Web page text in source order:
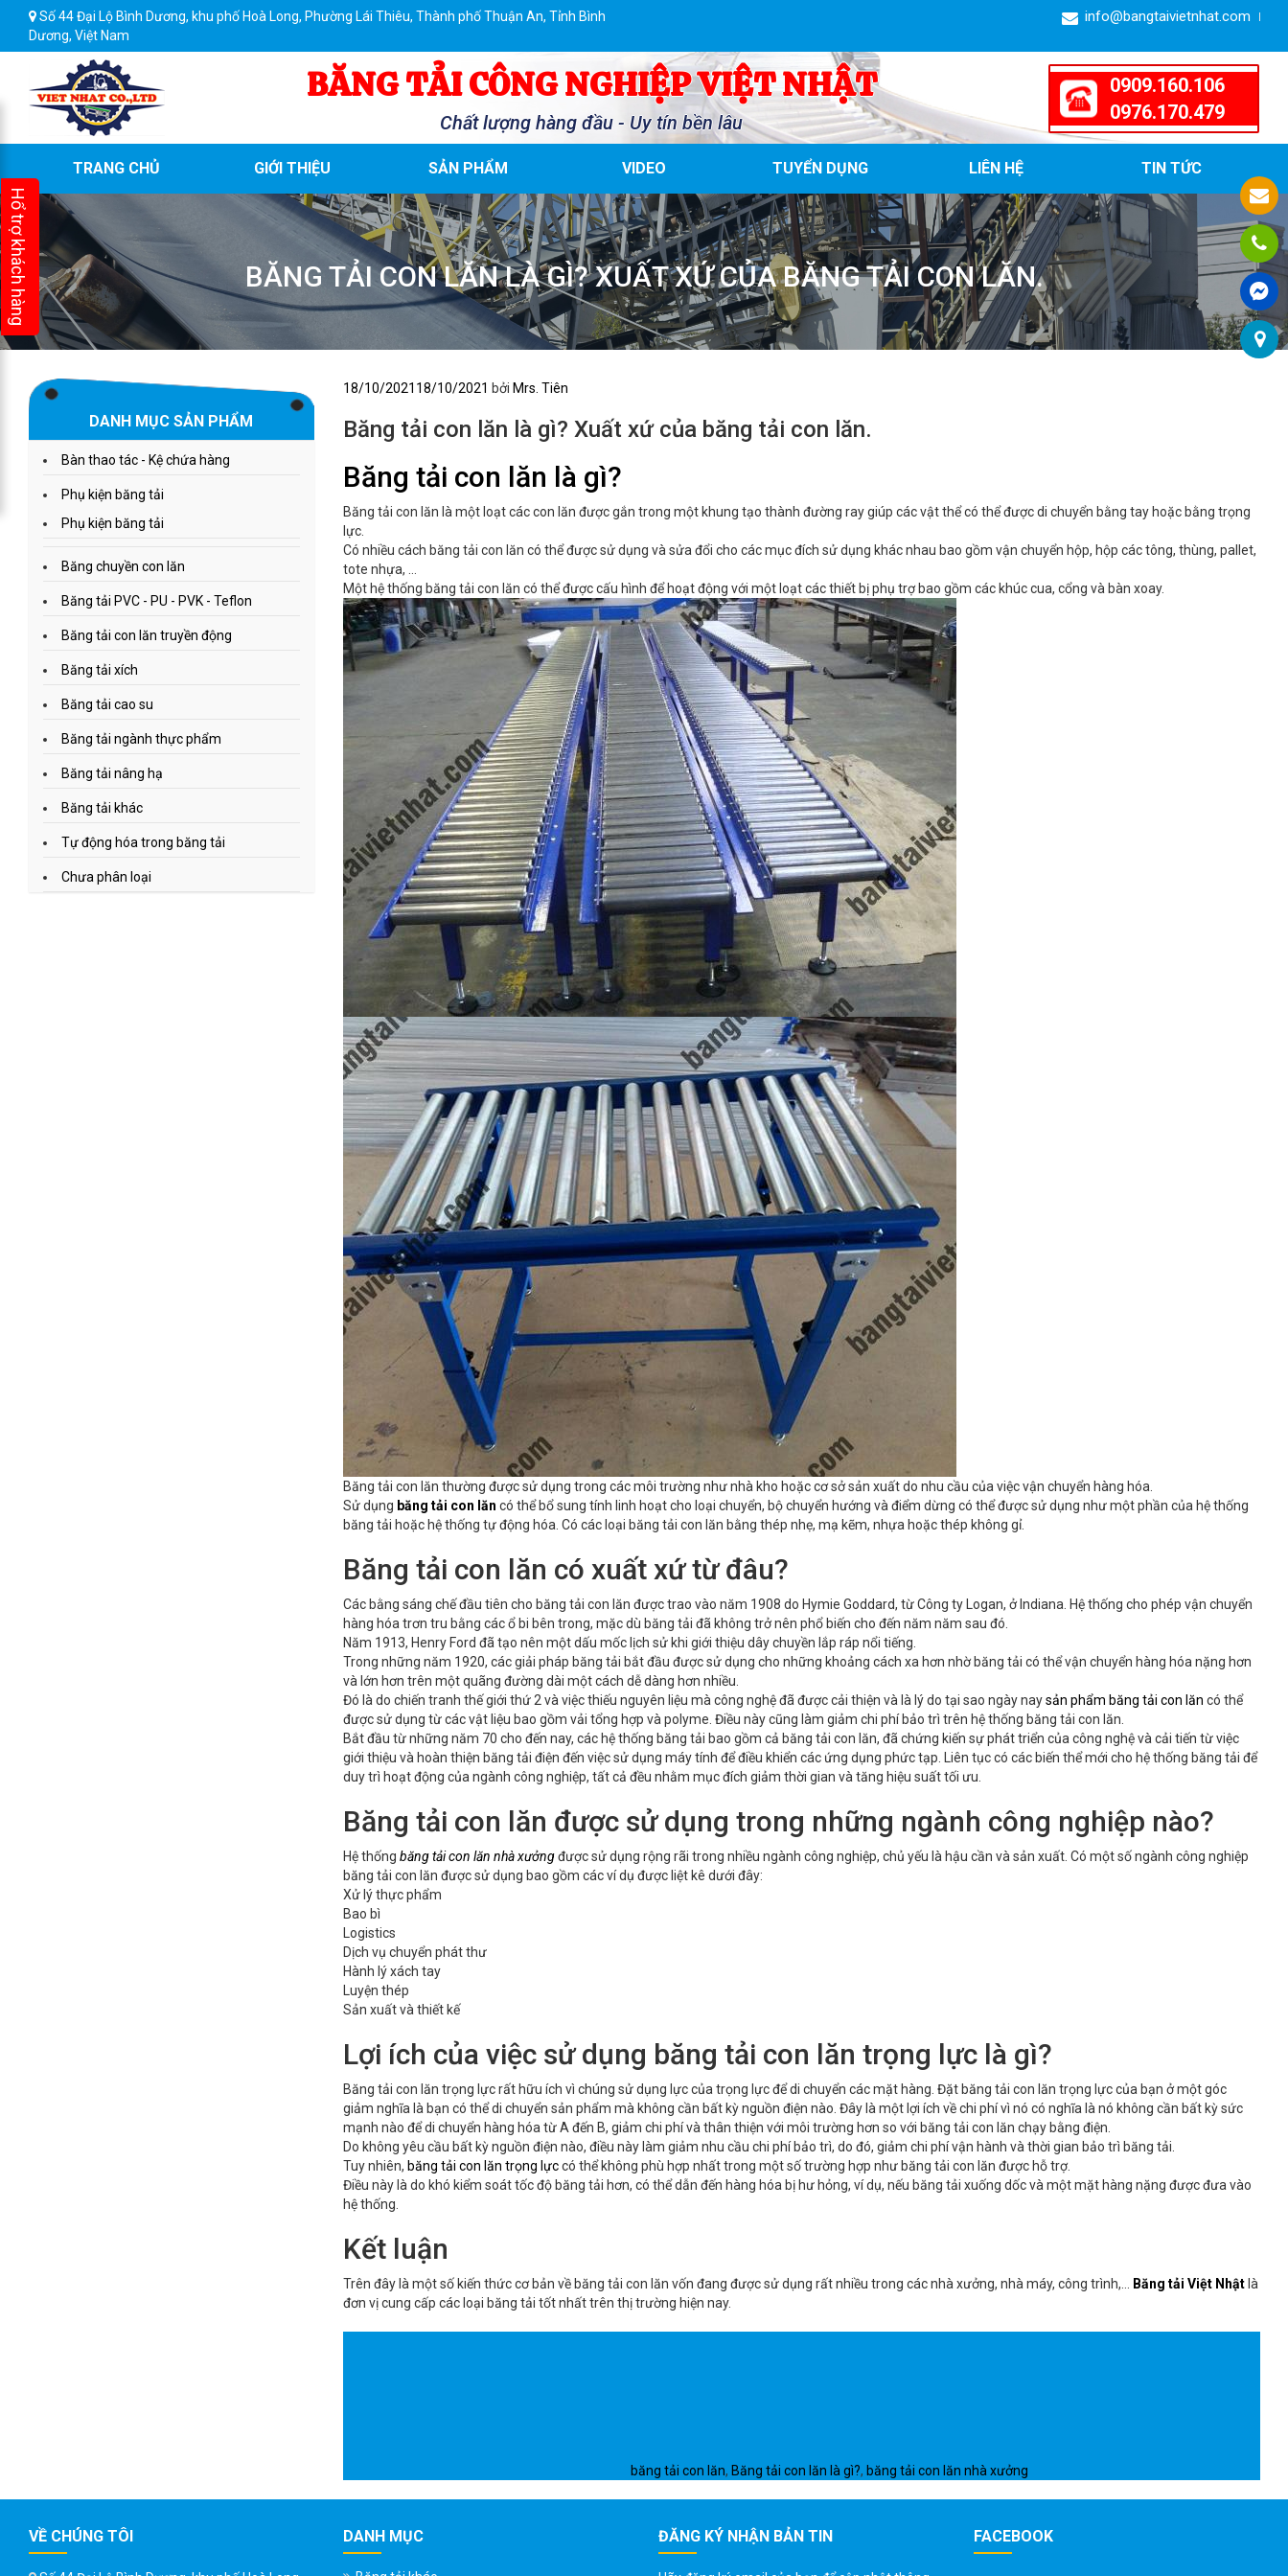
Số 44 Đại Lộ Bình Dương, khu phố Hoà Long, Phường Lái Thiêu, Thành phố Thuận An, Tỉnh Bình
Dương, Việt Nam
info@bangtaivietnhat.com
BĂNG TẢI CÔNG NGHIỆP VIỆT NHẬT
Chất lượng hàng đầu - Uy tín bền lâu
0909.160.106
0976.170.479
TRANG CHỦ GIỚI THIỆU SẢN PHẨM VIDEO TUYỂN DỤNG LIÊN HỆ TIN TỨC
BĂNG TẢI CON LĂN LÀ GÌ? XUẤT XỨ CỦA BĂNG TẢI CON LĂN.
DANH MỤC SẢN PHẨM
Bàn thao tác - Kệ chứa hàng
Phụ kiện băng tải
Phụ kiện băng tải
Băng chuyền con lăn
Băng tải PVC - PU - PVK - Teflon
Băng tải con lăn truyền động
Băng tải xích
Băng tải cao su
Băng tải ngành thực phẩm
Băng tải nâng hạ
Băng tải khác
Tự động hóa trong băng tải
Chưa phân loại
Đăng
18/10/2021 18/10/2021 bởi Mrs. Tiên
Băng tải con lăn là gì? Xuất xứ của băng tải con lăn.
Băng tải con lăn là gì?
Băng tải con lăn là một loạt các con lăn được gắn trong một khung tạo thành đường ray giúp các vật thể có thể được di chuyển bằng tay hoặc bằng trọng
lực.
Có nhiều cách băng tải con lăn có thể được sử dụng và sửa đổi cho các mục đích sử dụng khác nhau bao gồm vận chuyển hộp, hộp các tông, thùng, pallet,
tote nhựa, …
Một hệ thống băng tải con lăn có thể được cấu hình để hoạt động với một loạt các thiết bị phụ trợ bao gồm các khúc cua, cổng và bàn xoay.
Băng tải con lăn thường được sử dụng trong các môi trường như nhà kho hoặc cơ sở sản xuất do nhu cầu của việc vận chuyển hàng hóa.
Sử dụng băng tải con lăn có thể bổ sung tính linh hoạt cho loại chuyển, bộ chuyển hướng và điểm dừng có thể được sử dụng như một phần của hệ thống
băng tải hoặc hệ thống tự động hóa. Có các loại băng tải con lăn bằng thép nhẹ, mạ kẽm, nhựa hoặc thép không gỉ.
Băng tải con lăn có xuất xứ từ đâu?
Các bằng sáng chế đầu tiên cho băng tải con lăn được trao vào năm 1908 do Hymie Goddard, từ Công ty Logan, ở Indiana. Hệ thống cho phép vận chuyển
hàng hóa trơn tru bằng các ổ bi bên trong, mặc dù băng tải đã không trở nên phổ biến cho đến năm năm sau đó.
Năm 1913, Henry Ford đã tạo nên một dấu mốc lịch sử khi giới thiệu dây chuyền lắp ráp nổi tiếng.
Trong những năm 1920, các giải pháp băng tải bắt đầu được sử dụng cho những khoảng cách xa hơn nhờ băng tải có thể vận chuyển hàng hóa nặng hơn
và lớn hơn trên một quãng đường dài một cách dễ dàng hơn nhiều.
Đó là do chiến tranh thế giới thứ 2 và việc thiếu nguyên liệu mà công nghệ đã được cải thiện và là lý do tại sao ngày naysản phẩm băng tải con lăn có thể
được sử dụng từ các vật liệu bao gồm vải tổng hợp và polyme. Điều này cũng làm giảm chi phí bảo trì trên hệ thống băng tải con lăn.
Bắt đầu từ những năm 70 cho đến nay, các hệ thống băng tải bao gồm cả băng tải con lăn, đã chứng kiến ​​sự phát triển của công nghệ và cải tiến từ việc
giới thiệu và hoàn thiện băng tải điện đến việc sử dụng máy tính để điều khiển các ứng dụng phức tạp. Liên tục có các biến thể mới cho hệ thống băng tải để
duy trì hoạt động của ngành công nghiệp, tất cả đều nhằm mục đích giảm thời gian và tăng hiệu suất tối ưu.
Băng tải con lăn được sử dụng trong những ngành công nghiệp nào?
Hệ thốngbăng tải con lăn nhà xưởngđược sử dụng rộng rãi trong nhiều ngành công nghiệp, chủ yếu là hậu cần và sản xuất. Có một số ngành công nghiệp
băng tải con lăn được sử dụng bao gồm các ví dụ được liệt kê dưới đây:
Xử lý thực phẩm
Bao bì
Logistics
Dịch vụ chuyển phát thư
Hành lý xách tay
Luyện thép
Sản xuất và thiết kế
Lợi ích của việc sử dụng băng tải con lăn trọng lực là gì?
Băng tải con lăn trọng lực rất hữu ích vì chúng sử dụng lực của trọng lực để di chuyển các mặt hàng. Đặt băng tải con lăn trọng lực của bạn ở một góc
giảm nghĩa là bạn có thể di chuyển sản phẩm mà không cần bất kỳ nguồn điện nào. Đây là một lợi ích về chi phí vì nó có nghĩa là nó không cần bất kỳ sức
mạnh nào để di chuyển hàng hóa từ A đến B, giảm chi phí và thân thiện với môi trường hơn so với băng tải con lăn chạy bằng điện.
Do không yêu cầu bất kỳ nguồn điện nào, điều này làm giảm nhu cầu chi phí bảo trì, do đó, giảm chi phí vận hành và thời gian bảo trì băng tải.
Tuy nhiên, băng tải con lăn trọng lựccó thể không phù hợp nhất trong một số trường hợp như băng tải con lăn được hỗ trợ.
Điều này là do khó kiểm soát tốc độ băng tải hơn, có thể dẫn đến hàng hóa bị hư hỏng, ví dụ, nếu băng tải xuống dốc và một mặt hàng nặng được đưa vào
hệ thống.
Kết luận
Trên đây là một số kiến thức cơ bản về băng tải con lăn vốn đang được sử dụng rất nhiều trong các nhà xưởng, nhà máy, công trình,… Băng tải Việt Nhật là
đơn vị cung cấp các loại băng tải tốt nhất trên thị trường hiện nay.
băng tải con lăn, Băng tải con lăn là gì?, băng tải con lăn nhà xưởng
VỀ CHÚNG TÔI DANH MỤC ĐĂNG KÝ NHẬN BẢN TIN FACEBOOK
Hổ trợ khách hàng